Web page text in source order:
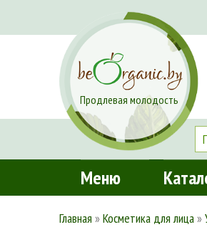
Продлевая молодость
Меню
Главная »Косметика для лица»